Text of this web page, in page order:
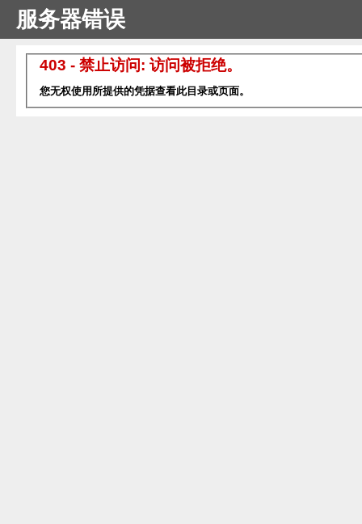
服务器错误
403 - 禁止访问: 访问被拒绝。
您无权使用所提供的凭据查看此目录或页面。